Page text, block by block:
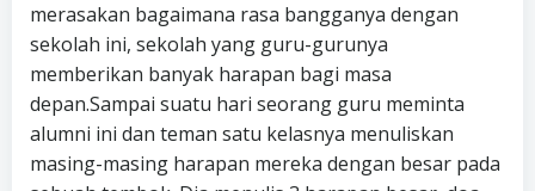
merasakan bagaimana rasa bangganya dengan
sekolah ini, sekolah yang guru-gurunya
memberikan banyak harapan bagi masa
depan.Sampai suatu hari seorang guru meminta
alumni ini dan teman satu kelasnya menuliskan
masing-masing harapan mereka dengan besar pada